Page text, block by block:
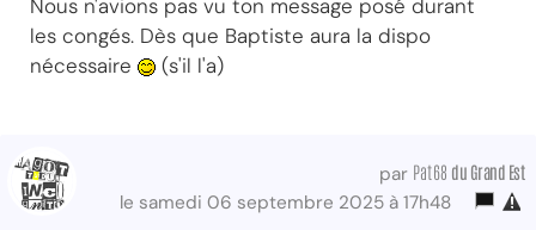
Nous n'avions pas vu ton message posé durant
les congés. Dès que Baptiste aura la dispo
nécessaire
(s'il l'a)
par Pat68 du Grand Est
le samedi 06 septembre 2025 à 17h48